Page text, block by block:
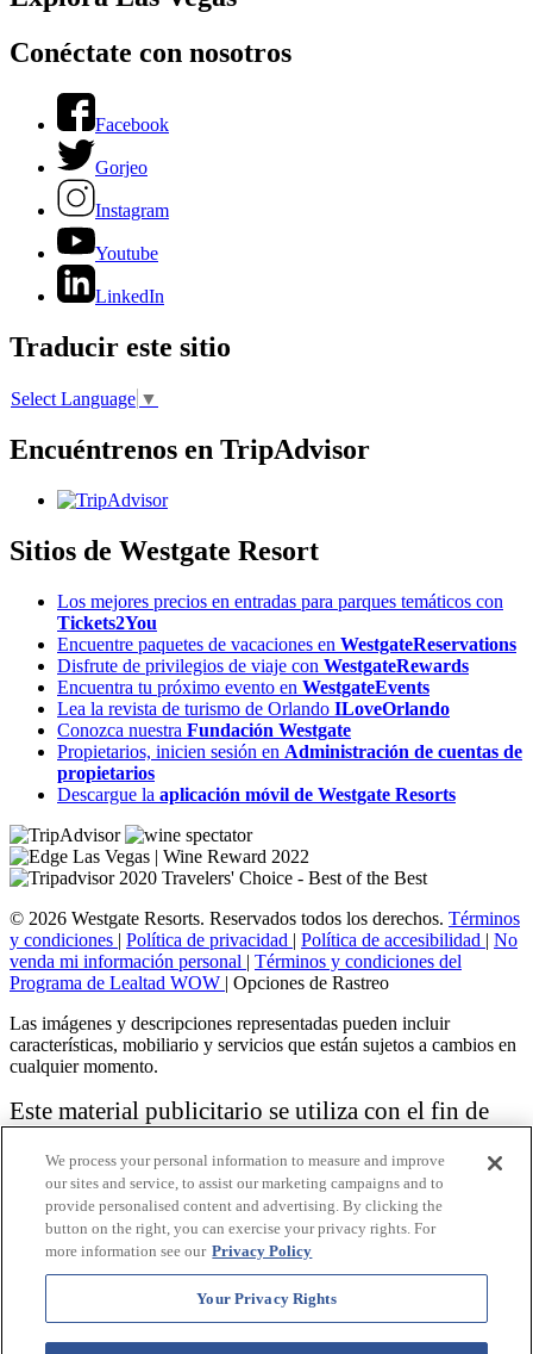
Conéctate con nosotros
Facebook
Gorjeo
Instagram
Youtube
LinkedIn
Traducir este sitio
Select Language ▼
Encuéntrenos en TripAdvisor
Sitios de Westgate Resort
Los mejores precios en entradas para parques temáticos con
Tickets2You
Encuentre paquetes de vacaciones en WestgateReservations
Disfrute de privilegios de viaje con WestgateRewards
Encuentra tu próximo evento en WestgateEvents
Lea la revista de turismo de Orlando ILoveOrlando
Conozca nuestra Fundación Westgate
Propietarios, inicien sesión en Administración de cuentas de
propietarios
Descargue la aplicación móvil de Westgate Resorts
© 2026 Westgate Resorts. Reservados todos los derechos. Términos
y condiciones | Política de privacidad | Política de accesibilidad | No
venda mi información personal | Términos y condiciones del
Programa de Lealtad WOW | Opciones de Rastreo
Las imágenes y descripciones representadas pueden incluir
características, mobiliario y servicios que están sujetos a cambios en
cualquier momento.
Este material publicitario se utiliza con el fin de
vacacional.
Aviso: las funciones de accesibilidad enumeradas aquí no pretenden
ser una lista exhaustiva o completa de todas las funciones accesibles
de la instalación,
habitaciones y / o comodidades para este Resort específico. Para
obtener información sobre nuestra política de accesibilidad, revise
nuestraPolítica de accesibilidad.
We process your personal information to measure and improve
our sites and service, to assist our marketing campaigns and to
provide personalised content and advertising. By clicking the
button on the right, you can exercise your privacy rights. For
more information see our Privacy Policy
Your Privacy Rights